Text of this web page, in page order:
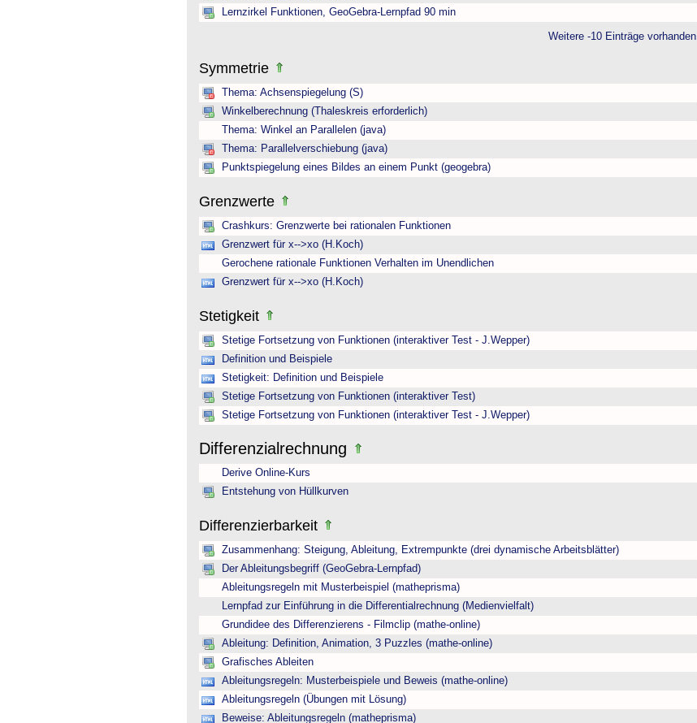
Lernzirkel Funktionen, GeoGebra-Lernpfad 90 min
Weitere -10 Einträge vorhanden
Symmetrie
Thema: Achsenspiegelung (S)
Winkelberechnung (Thaleskreis erforderlich)
Thema: Winkel an Parallelen (java)
Thema: Parallelverschiebung (java)
Punktspiegelung eines Bildes an einem Punkt (geogebra)
Grenzwerte
Crashkurs: Grenzwerte bei rationalen Funktionen
Grenzwert für x-->xo (H.Koch)
Gerochene rationale Funktionen Verhalten im Unendlichen
Grenzwert für x-->xo (H.Koch)
Stetigkeit
Stetige Fortsetzung von Funktionen (interaktiver Test - J.Wepper)
Definition und Beispiele
Stetigkeit: Definition und Beispiele
Stetige Fortsetzung von Funktionen (interaktiver Test)
Stetige Fortsetzung von Funktionen (interaktiver Test - J.Wepper)
Differenzialrechnung
Derive Online-Kurs
Entstehung von Hüllkurven
Differenzierbarkeit
Zusammenhang: Steigung, Ableitung, Extrempunkte (drei dynamische Arbeitsblätter)
Der Ableitungsbegriff (GeoGebra-Lernpfad)
Ableitungsregeln mit Musterbeispiel (matheprisma)
Lernpfad zur Einführung in die Differentialrechnung (Medienvielfalt)
Grundidee des Differenzierens - Filmclip (mathe-online)
Ableitung: Definition, Animation, 3 Puzzles (mathe-online)
Grafisches Ableiten
Ableitungsregeln: Musterbeispiele und Beweis (mathe-online)
Ableitungsregeln (Übungen mit Lösung)
Beweise: Ableitungsregeln (matheprisma)